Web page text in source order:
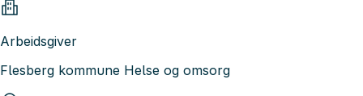
Arbeidsgiver
Flesberg kommune Helse og omsorg